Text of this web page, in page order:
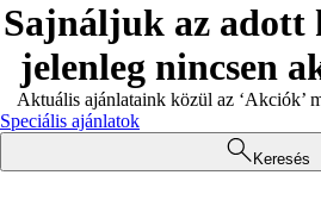
Sajnáljuk az adott
jelenleg nincsen
Aktuális ajánlataink közül az ‘Akciók’
Speciális ajánlatok
Keresés